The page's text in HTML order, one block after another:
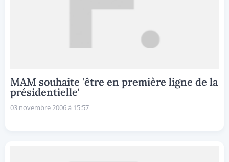
MAM souhaite 'être en première ligne de la
présidentielle'
03 novembre 2006 à 15:57